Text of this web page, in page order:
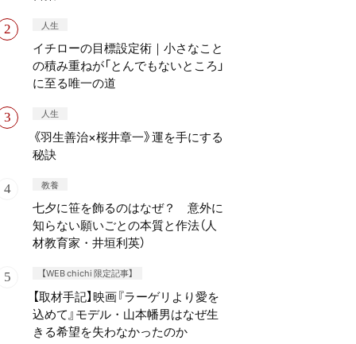
人生
イチローの目標設定術｜小さなこと
の積み重ねが「とんでもないところ」
に至る唯一の道
人生
《羽生善治×桜井章一》運を手にする
秘訣
教養
七夕に笹を飾るのはなぜ？ 意外に
知らない願いごとの本質と作法（人
材教育家・井垣利英）
【WEB chichi 限定記事】
【取材手記】映画『ラーゲリより愛を
込めて』モデル・山本幡男はなぜ生
きる希望を失わなかったのか